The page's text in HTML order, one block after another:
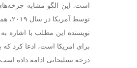
است. این الگو مشابه
توسط آمریکا در سال ۲۰۱۹، همین الگوهای پراکندگی و بسیج مشاهده شده بود.
نویسنده این مطلب با اشاره
برای امریکا است، ادعا کرد
درجه تسلیحاتی ادامه داده